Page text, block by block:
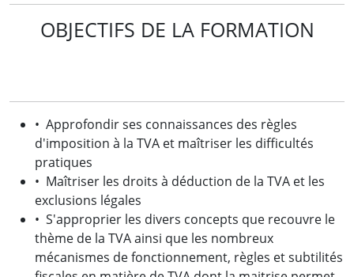
OBJECTIFS DE LA FORMATION
• Approfondir ses connaissances des règles
d'imposition à la TVA et maîtriser les difficultés
pratiques
• Maîtriser les droits à déduction de la TVA et les
exclusions légales
• S'approprier les divers concepts que recouvre le
thème de la TVA ainsi que les nombreux
mécanismes de fonctionnement, règles et subtilités